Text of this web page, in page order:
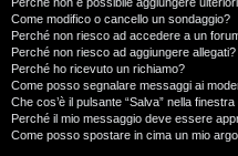
Come modifico o cancello un sondaggio?
Perché non riesco ad accedere a un
Perché non riesco ad aggiungere allegati?
Perché ho ricevuto un richiamo?
Come posso segnalare messaggi ai
Che cos’è il pulsante “Salva” nella
Perché il mio messaggio deve essere
Come posso spostare in cima un mio